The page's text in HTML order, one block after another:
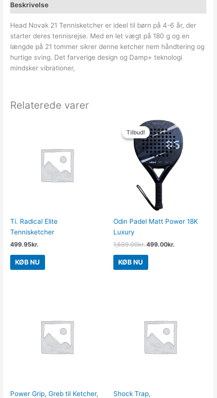
Beskrivelse
Head Novak 21 Tennisketcher er ideel til børn på 4-6 år, der
starter deres tennisrejse. Med en let vægt på 180 g og en
længde på 21 tommer sikrer denne ketcher nem håndtering og
hurtige sving. Det farverige design og Damp+ teknologi
mindsker vibrationer,
Relaterede varer
Ti. Radical Elite
Tennisketcher
499.95kr.
KØB NU
Tilbud!
Tilbud!
Odin Padel Matt Power 18K
Luxury
1,699.00kr.
Den
oprindelige
pris
var:
1,699.00kr..
499.00kr.
aktuelle
pris
er:
499.00kr..
KØB NU
Power Grip, Greb til Ketcher,
Shock Trap,